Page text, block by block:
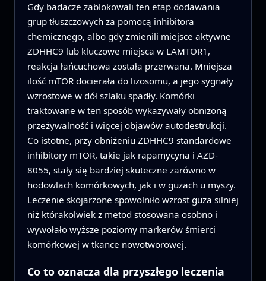
Gdy badacze zablokowali ten etap dodawania
grup tłuszczowych za pomocą inhibitora
chemicznego, albo gdy zmienili miejsce aktywne
ZDHHC9 lub kluczowe miejsca w LAMTOR1,
reakcja łańcuchowa została przerwana. Mniejsza
ilość mTOR docierała do lizosomu, a jego sygnały
wzrostowe w dół szlaku spadły. Komórki
traktowane w ten sposób wykazywały obniżoną
przeżywalność i więcej objawów autodestrukcji.
Co istotne, przy obniżeniu ZDHHC9 standardowe
inhibitory mTOR, takie jak rapamycyna i AZD-
8055, stały się bardziej skuteczne zarówno w
hodowlach komórkowych, jak i w guzach u myszy.
Leczenie skojarzone spowolniło wzrost guza silniej
niż którakolwiek z metod stosowana osobno i
wywołało wyższe poziomy markerów śmierci
komórkowej w tkance nowotworowej.
Co to oznacza dla przyszłego leczenia